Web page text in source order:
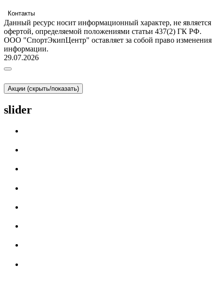
Контакты
Данный ресурс носит информационный характер, не является
офертой, определяемой положениями статьи 437(2) ГК РФ.
ООО "СпортЭкипЦентр" оставляет за собой право изменения
информации.
29.07.2026
Акции (скрыть/показать)
slider